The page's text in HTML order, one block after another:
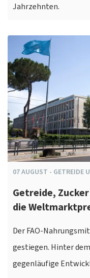
Jahrzehnten.
07AUGUST - GETREIDE
Getreide,
die
Der FAO-
gestiegen. Hinter
gegenläufige